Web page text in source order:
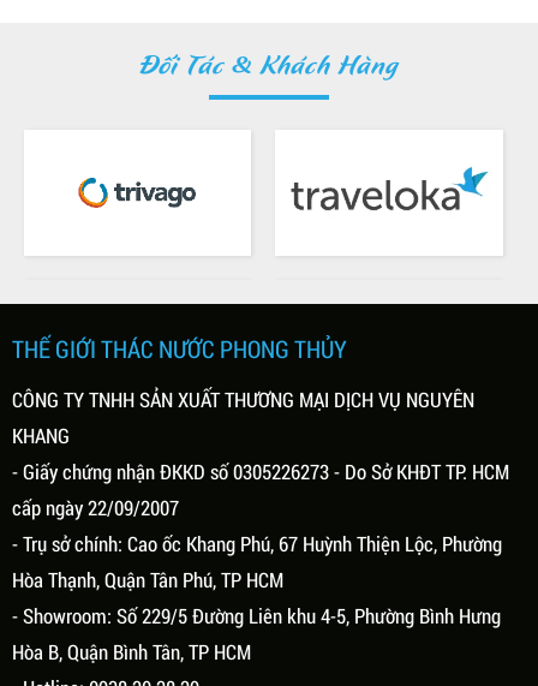
Đối Tác & Khách Hàng
THẾ GIỚI THÁC NƯỚC PHONG THỦY
CÔNG TY TNHH SẢN XUẤT THƯƠNG MẠI DỊCH VỤ NGUYÊN
KHANG
- Giấy chứng nhận ĐKKD số 0305226273 - Do Sở KHĐT TP. HCM
cấp ngày 22/09/2007
- Trụ sở chính: Cao ốc Khang Phú, 67 Huỳnh Thiện Lộc, Phường
Hòa Thạnh, Quận Tân Phú, TP HCM
- Showroom: Số 229/5 Đường Liên khu 4-5, Phường Bình Hưng
Hòa B, Quận Bình Tân, TP HCM